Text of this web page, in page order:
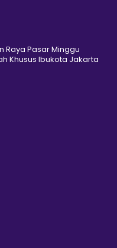
Raya Pasar Minggu
Khusus Ibukota Jakarta